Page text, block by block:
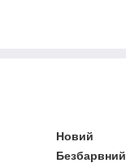
Новий
Безбарвний